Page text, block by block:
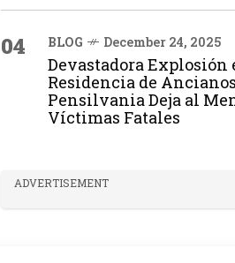
04 BLOG December 24, 2025
Devastadora Explosión
Residencia de
Pensilvania Deja al
Víctimas Fatales
ADVERTISEMENT